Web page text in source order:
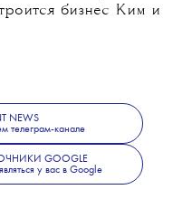
бизнес Ким и
NEWS
телеграм-канале
GOOGLE
у вас в Google